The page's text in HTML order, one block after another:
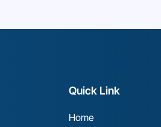
Quick Link
Home